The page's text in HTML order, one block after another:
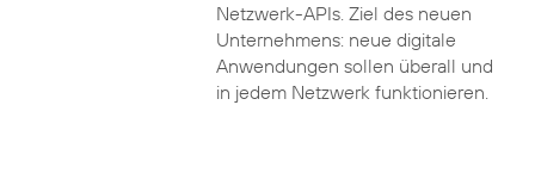
Netzwerk-APIs. Ziel des neuen
Unternehmens: neue digitale
Anwendungen sollen überall und
in jedem Netzwerk funktionieren.